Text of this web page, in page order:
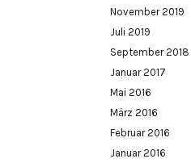
November 2019
Juli 2019
September 2018
Januar 2017
Mai 2016
März 2016
Februar 2016
Januar 2016